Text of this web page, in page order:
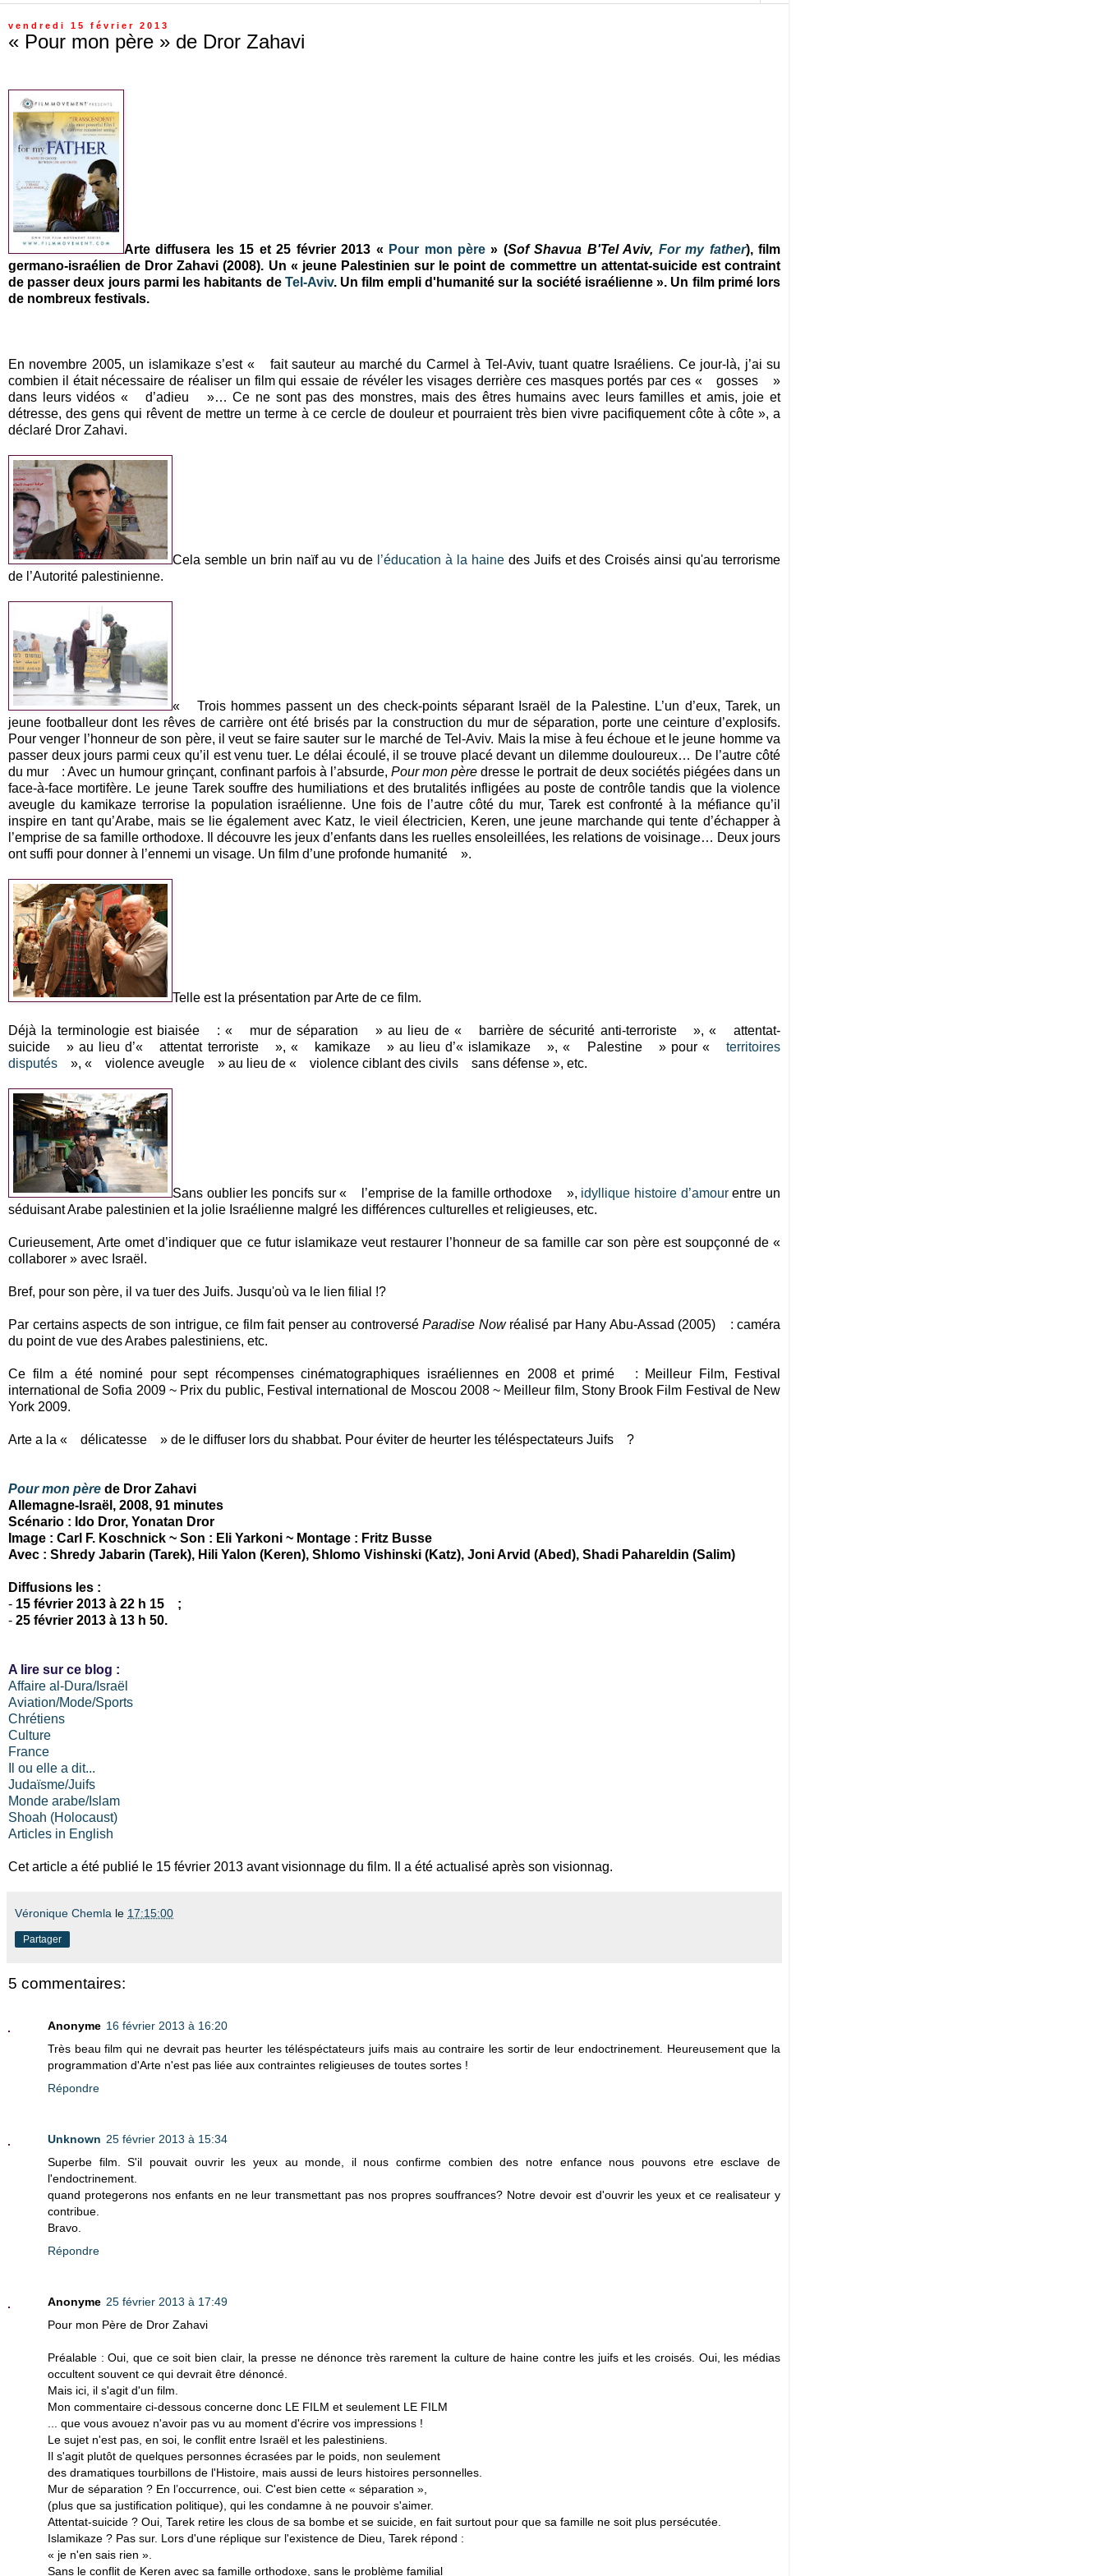
vendredi 15 février 2013
« Pour mon père » de Dror Zahavi
Arte diffusera les 15 et 25 février 2013 « Pour mon père» (Sof Shavua B'Tel Aviv, For my father), film
germano-israélien de Dror Zahavi (2008). Un « jeune Palestinien sur le point de commettre un attentat-suicide est contraint
de passer deux jours parmi les habitants de Tel-Aviv. Un film empli d'humanité sur la société israélienne ». Un film primé lors
de nombreux festivals.
En novembre 2005, un islamikaze s’est « fait sauteur au marché du Carmel à Tel-Aviv, tuant quatre Israéliens. Ce jour-là, j’ai su
combien il était nécessaire de réaliser un film qui essaie de révéler les visages derrière ces masques portés par ces « gosses »
dans leurs vidéos « d’adieu »… Ce ne sont pas des monstres, mais des êtres humains avec leurs familles et amis, joie et
détresse, des gens qui rêvent de mettre un terme à ce cercle de douleur et pourraient très bien vivre pacifiquement côte à côte », a
déclaré Dror Zahavi.
Cela semble un brin naïf au vu de l’éducation à la hainedes Juifs et des Croisés ainsi qu'au terrorisme
de l’Autorité palestinienne.
« Trois hommes passent un des check-points séparant Israël de la Palestine. L’un d’eux, Tarek, un
jeune footballeur dont les rêves de carrière ont été brisés par la construction du mur de séparation, porte une ceinture d’explosifs.
Pour venger l’honneur de son père, il veut se faire sauter sur le marché de Tel-Aviv. Mais la mise à feu échoue et le jeune homme va
passer deux jours parmi ceux qu’il est venu tuer. Le délai écoulé, il se trouve placé devant un dilemme douloureux… De l’autre côté
du mur : Avec un humour grinçant, confinant parfois à l’absurde,Pour mon père dresse le portrait de deux sociétés piégées dans un
face-à-face mortifère. Le jeune Tarek souffre des humiliations et des brutalités infligées au poste de contrôle tandis que la violence
aveugle du kamikaze terrorise la population israélienne. Une fois de l’autre côté du mur, Tarek est confronté à la méfiance qu’il
inspire en tant qu’Arabe, mais se lie également avec Katz, le vieil électricien, Keren, une jeune marchande qui tente d’échapper à
l’emprise de sa famille orthodoxe. Il découvre les jeux d’enfants dans les ruelles ensoleillées, les relations de voisinage… Deux jours
ont suffi pour donner à l’ennemi un visage. Un film d’une profonde humanité ».
Telle est la présentation par Arte de ce film.
Déjà la terminologie est biaisée : « mur de séparation » au lieu de « barrière de sécurité anti-terroriste », « attentat-
suicide » au lieu d’« attentat terroriste », « kamikaze » au lieu d’« islamikaze », « Palestine » pour « territoires
disputés », « violence aveugle » au lieu de « violence ciblant des civils sans défense », etc.
Sans oublier les poncifs sur « l’emprise de la famille orthodoxe », idyllique histoire d’amourentre un
séduisant Arabe palestinien et la jolie Israélienne malgré les différences culturelles et religieuses, etc.
Curieusement, Arte omet d’indiquer que ce futur islamikaze veut restaurer l’honneur de sa famille car son père est soupçonné de «
collaborer » avec Israël.
Bref, pour son père, il va tuer des Juifs. Jusqu'où va le lien filial !?
Par certains aspects de son intrigue, ce film fait penser au controverséParadise Now réalisé par Hany Abu-Assad (2005) : caméra
du point de vue des Arabes palestiniens, etc.
Ce film a été nominé pour sept récompenses cinématographiques israéliennes en 2008 et primé : Meilleur Film, Festival
international de Sofia 2009 ~ Prix du public, Festival international de Moscou 2008 ~ Meilleur film, Stony Brook Film Festival de New
York 2009.
Arte a la « délicatesse » de le diffuser lors du shabbat. Pour éviter de heurter les téléspectateurs Juifs ?
Pour mon père de Dror Zahavi
Allemagne-Israël, 2008, 91 minutes
Scénario : Ido Dror, Yonatan Dror
Image : Carl F. Koschnick ~ Son : Eli Yarkoni ~ Montage : Fritz Busse
Avec : Shredy Jabarin (Tarek), Hili Yalon (Keren), Shlomo Vishinski (Katz), Joni Arvid (Abed), Shadi Pahareldin (Salim)
Diffusions les :
- 15 février 2013 à 22 h 15 ;
- 25 février 2013 à 13 h 50.
A lire sur ce blog :
Affaire al-Dura/Israël
Aviation/Mode/Sports
Chrétiens
Culture
France
Il ou elle a dit...
Judaïsme/Juifs
Monde arabe/Islam
Shoah (Holocaust)
Articles in English
Cet article a été publié le 15 février 2013 avant visionnage du film. Il a été actualisé après son visionnag.
Véronique Chemla le 17:15:00
Partager
5 commentaires:
Anonyme 16 février 2013 à 16:20
Très beau film qui ne devrait pas heurter les téléspéctateurs juifs mais au contraire les sortir de leur endoctrinement. Heureusement que la
programmation d'Arte n'est pas liée aux contraintes religieuses de toutes sortes !
Répondre
Unknown 25 février 2013 à 15:34
Superbe film. S'il pouvait ouvrir les yeux au monde, il nous confirme combien des notre enfance nous pouvons etre esclave de
l'endoctrinement.
quand protegerons nos enfants en ne leur transmettant pas nos propres souffrances? Notre devoir est d'ouvrir les yeux et ce realisateur y
contribue.
Bravo.
Répondre
Anonyme 25 février 2013 à 17:49
Pour mon Père de Dror Zahavi
Préalable : Oui, que ce soit bien clair, la presse ne dénonce très rarement la culture de haine contre les juifs et les croisés. Oui, les médias
occultent souvent ce qui devrait être dénoncé.
Mais ici, il s'agit d'un film.
Mon commentaire ci-dessous concerne donc LE FILM et seulement LE FILM
... que vous avouez n'avoir pas vu au moment d'écrire vos impressions !
Le sujet n'est pas, en soi, le conflit entre Israël et les palestiniens.
Il s'agit plutôt de quelques personnes écrasées par le poids, non seulement
des dramatiques tourbillons de l'Histoire, mais aussi de leurs histoires personnelles.
Mur de séparation ? En l’occurrence, oui. C'est bien cette « séparation »,
(plus que sa justification politique), qui les condamne à ne pouvoir s'aimer.
Attentat-suicide ? Oui, Tarek retire les clous de sa bombe et se suicide, en fait surtout pour que sa famille ne soit plus persécutée.
Islamikaze ? Pas sur. Lors d'une réplique sur l'existence de Dieu, Tarek répond :
« je n'en sais rien ».
Sans le conflit de Keren avec sa famille orthodoxe, sans le problème familial